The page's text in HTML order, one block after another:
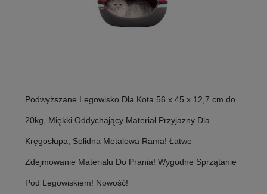
Podwyższane Legowisko Dla Kota 56 x 45 x 12,7 cm do
20kg, Miękki Oddychający Materiał Przyjazny Dla
Kręgosłupa, Solidna Metalowa Rama! Łatwe
Zdejmowanie Materiału Do Prania! Wygodne Sprzątanie
Pod Legowiskiem! Nowość!